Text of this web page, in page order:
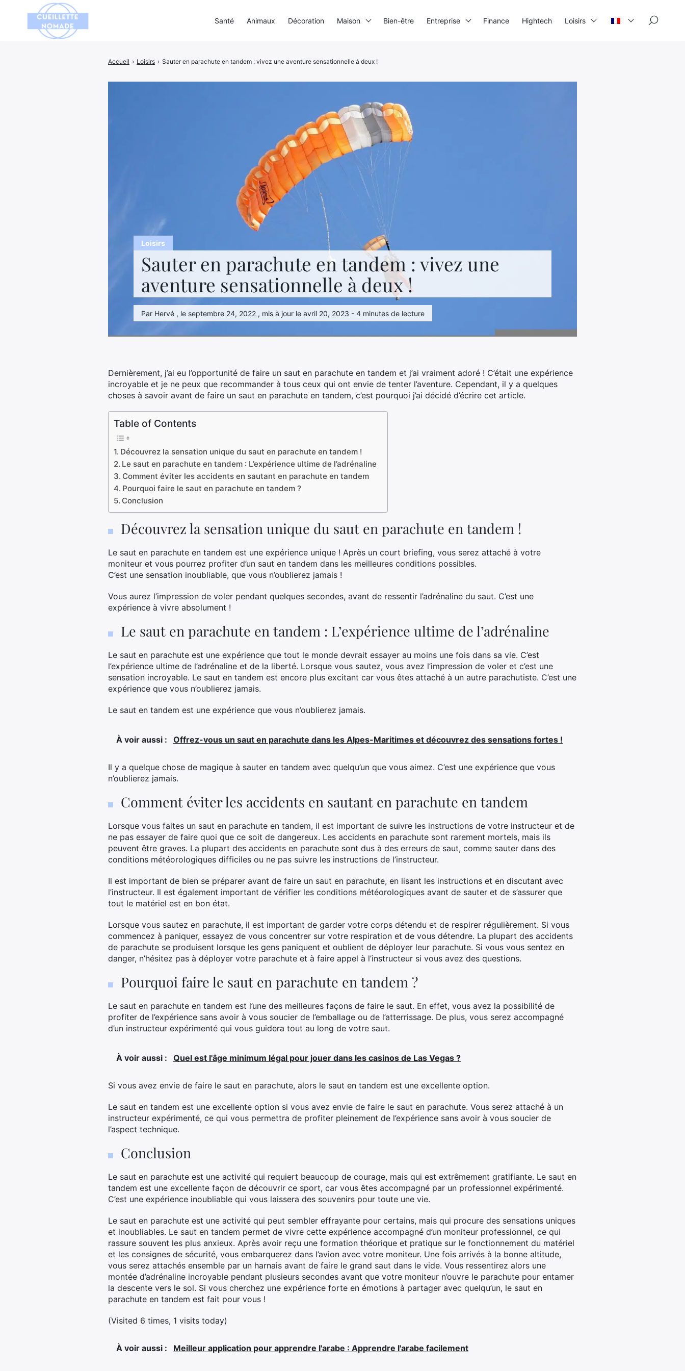
Loisirs
Sauter en parachute en tandem : vivez une
aventure sensationnelle à deux !
Par Hervé , le septembre 24, 2022 , mis à jour le avril 20, 2023 - 4 minutes de lecture
Accueil › Loisirs › Sauter en parachute en tandem : vivez une aventure sensationnelle à deux !
Dernièrement, j’ai eu l’opportunité de faire un saut en parachute en tandem et j’ai vraiment adoré ! C’était une expérience
incroyable et je ne peux que recommander à tous ceux qui ont envie de tenter l’aventure. Cependant, il y a quelques
choses à savoir avant de faire un saut en parachute en tandem, c’est pourquoi j’ai décidé d’écrire cet article.
Table of Contents
Découvrez la sensation unique du saut en parachute en tandem !
Le saut en parachute en tandem : L’expérience ultime de l’adrénaline
Comment éviter les accidents en sautant en parachute en tandem
Pourquoi faire le saut en parachute en tandem ?
Conclusion
Découvrez la sensation unique du saut en parachute en tandem !
Le saut en parachute en tandem est une expérience unique ! Après un court briefing, vous serez attaché à votre
moniteur et vous pourrez profiter d’un saut en tandem dans les meilleures conditions possibles.
C’est une sensation inoubliable, que vous n’oublierez jamais !
Vous aurez l’impression de voler pendant quelques secondes, avant de ressentir l’adrénaline du saut. C’est une
expérience à vivre absolument !
Le saut en parachute en tandem : L’expérience ultime de l’adrénaline
Le saut en parachute est une expérience que tout le monde devrait essayer au moins une fois dans sa vie. C’est
l’expérience ultime de l’adrénaline et de la liberté. Lorsque vous sautez, vous avez l’impression de voler et c’est une
sensation incroyable. Le saut en tandem est encore plus excitant car vous êtes attaché à un autre parachutiste. C’est une
expérience que vous n’oublierez jamais.
Le saut en tandem est une expérience que vous n’oublierez jamais.
À voir aussi : Offrez-vous un saut en parachute dans les Alpes-Maritimes et découvrez des sensations fortes !
Il y a quelque chose de magique à sauter en tandem avec quelqu’un que vous aimez. C’est une expérience que vous
n’oublierez jamais.
Comment éviter les accidents en sautant en parachute en tandem
Lorsque vous faites un saut en parachute en tandem, il est important de suivre les instructions de votre instructeur et de
ne pas essayer de faire quoi que ce soit de dangereux. Les accidents en parachute sont rarement mortels, mais ils
peuvent être graves. La plupart des accidents en parachute sont dus à des erreurs de saut, comme sauter dans des
conditions météorologiques difficiles ou ne pas suivre les instructions de l’instructeur.
Il est important de bien se préparer avant de faire un saut en parachute, en lisant les instructions et en discutant avec
l’instructeur. Il est également important de vérifier les conditions météorologiques avant de sauter et de s’assurer que
tout le matériel est en bon état.
Lorsque vous sautez en parachute, il est important de garder votre corps détendu et de respirer régulièrement. Si vous
commencez à paniquer, essayez de vous concentrer sur votre respiration et de vous détendre. La plupart des accidents
de parachute se produisent lorsque les gens paniquent et oublient de déployer leur parachute. Si vous vous sentez en
danger, n’hésitez pas à déployer votre parachute et à faire appel à l’instructeur si vous avez des questions.
Pourquoi faire le saut en parachute en tandem ?
Le saut en parachute en tandem est l’une des meilleures façons de faire le saut. En effet, vous avez la possibilité de
profiter de l’expérience sans avoir à vous soucier de l’emballage ou de l’atterrissage. De plus, vous serez accompagné
d’un instructeur expérimenté qui vous guidera tout au long de votre saut.
À voir aussi : Quel est l'âge minimum légal pour jouer dans les casinos de Las Vegas ?
Si vous avez envie de faire le saut en parachute, alors le saut en tandem est une excellente option.
Le saut en tandem est une excellente option si vous avez envie de faire le saut en parachute. Vous serez attaché à un
instructeur expérimenté, ce qui vous permettra de profiter pleinement de l’expérience sans avoir à vous soucier de
l’aspect technique.
Conclusion
Le saut en parachute est une activité qui requiert beaucoup de courage, mais qui est extrêmement gratifiante. Le saut en
tandem est une excellente façon de découvrir ce sport, car vous êtes accompagné par un professionnel expérimenté.
C’est une expérience inoubliable qui vous laissera des souvenirs pour toute une vie.
Le saut en parachute est une activité qui peut sembler effrayante pour certains, mais qui procure des sensations uniques
et inoubliables. Le saut en tandem permet de vivre cette expérience accompagné d’un moniteur professionnel, ce qui
rassure souvent les plus anxieux. Après avoir reçu une formation théorique et pratique sur le fonctionnement du matériel
et les consignes de sécurité, vous embarquerez dans l’avion avec votre moniteur. Une fois arrivés à la bonne altitude,
vous serez attachés ensemble par un harnais avant de faire le grand saut dans le vide. Vous ressentirez alors une
montée d’adrénaline incroyable pendant plusieurs secondes avant que votre moniteur n’ouvre le parachute pour entamer
la descente vers le sol. Si vous cherchez une expérience forte en émotions à partager avec quelqu’un, le saut en
parachute en tandem est fait pour vous !
(Visited 6 times, 1 visits today)
À voir aussi : Meilleur application pour apprendre l'arabe : Apprendre l'arabe facilement
Santé Animaux Décoration Maison Bien-être Entreprise Finance Hightech Loisirs
Rechercher